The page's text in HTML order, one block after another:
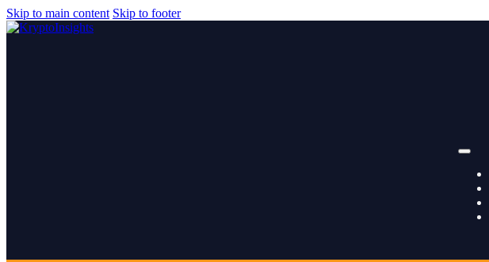
Skip to main content Skip to footer